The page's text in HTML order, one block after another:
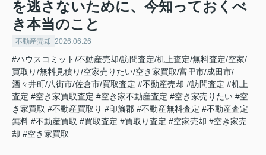
を逃さないために、今知っておくべ
き本当のこと
不動産売却 2026.06.26
#ハウスコミット/不動産売却/訪問査定/机上査定/無料査定/空家/
買取り/無料見積り/空家売りたい/空き家買取/富里市/成田市/
酒々井町/八街市/佐倉市/買取査定 #不動産売却 #訪問査定 #机上
査定 #空き家買取査定 #空き家不動産査定 #空き家売りたい #空
き家買取 #不動産買取り #印旛郡 #不動産無料査定 #不動産査定
無料 #不動産買取 #買取査定 #買取り査定 #空家売却 #空き家売
却 #空き家買取